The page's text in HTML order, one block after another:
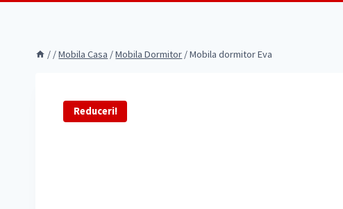
/ /Mobila Casa /Mobila Dormitor /Mobila dormitor Eva
Reduceri!